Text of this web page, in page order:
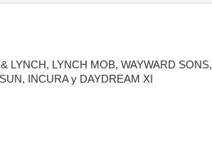
LYNCH, LYNCH MOB, WAYWARD SONS,
INCURA y DAYDREAM XI